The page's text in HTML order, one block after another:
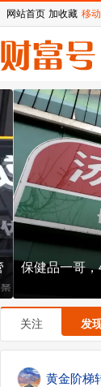
保健品一哥，
关注 发
黄金阶梯
网站首页 加收藏 移